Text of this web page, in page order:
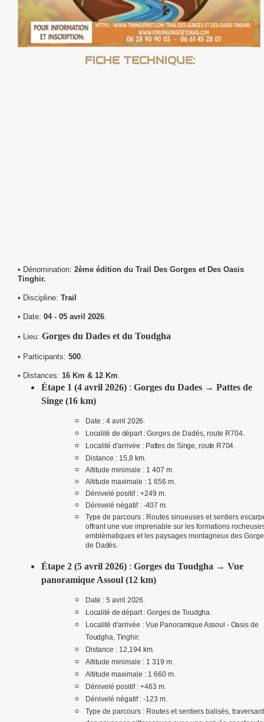
FICHE TECHNIQUE:
• Dénomination: 2ème édition du Trail Des Gorges et Des Oasis
Tinghir.
• Discipline: Trail
• Date: 04 - 05 avril 2026.
• Lieu: Gorges du Dades et du Toudgha
• Participants: 500.
• Distances: 16 Km & 12 Km.
Étape 1 (4 avril 2026) : Gorges du Dades → Pattes de
Singe (16 km)
Date : 4 avril 2026.
Localité de départ :Gorges de Dadès, route R704.
Localité d'arrivée : Pattes de Singe, route R704.
Distance : 15,8 km.
Altitude minimale : 1 407 m.
Altitude maximale : 1 656 m.
Dénivelé positif : +249 m.
Dénivelé négatif : -407 m.
Type de parcours : Routes sinueuses et sentiers
offrant une vue imprenable sur les formations
emblématiques et les paysages montagneux des
de Dadès.
Étape 2 (5 avril 2026) : Gorges du Toudgha → Vue
panoramique Assoul (12 km)
Date : 5 avril 2026.
Localité de départ :Gorges deToudgha.
Localité d'arrivée : Vue Panoramique Assoul - Oasis de
Toudgha, Tinghir.
Distance : 12,194 km.
Altitude minimale : 1 319 m.
Altitude maximale : 1 660 m.
Dénivelé positif : +463 m.
Dénivelé négatif : -123 m.
Type de parcours : Routes et sentiers balisés, traversant